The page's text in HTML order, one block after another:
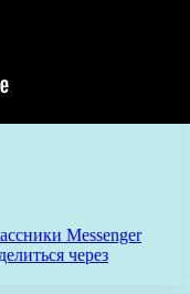
Messenger
через